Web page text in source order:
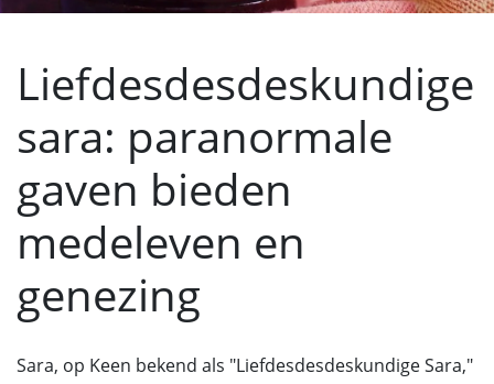
Liefdesdesdeskundige
sara: paranormale
gaven bieden
medeleven en
genezing
Sara, op Keen bekend als "Liefdesdesdeskundige Sara,"